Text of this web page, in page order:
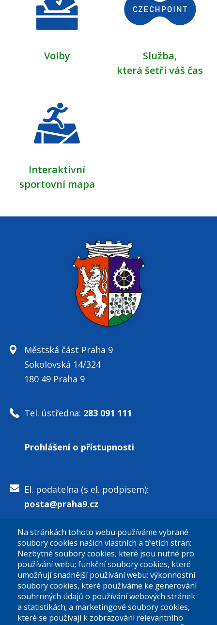
Volby
Služba,
která šetří váš čas
Interaktivní
sportovní mapa
Městská část Praha 9
Sokolovská 14/324
180 49 Praha 9
Tel. ústředna: 283 091 111
Prohlášení o přístupnosti
El. podatelna (s el. podpisem):
posta@praha9.cz
El. podatelna (bez el. podpisu):
podatelna@praha9.cz
Úřední dny:
Na stránkách tohoto webu používáme vybrané
soubory cookies našich vlastních a třetích stran:
Nezbytné soubory cookies, které jsou nutné pro
používání webu; funkční soubory cookies, které
umožňují snadnější používání webu; výkonnostní
soubory cookies, které používáme ke generování
souhrnných údajů o používání webových stránek
a statistikách; a marketingové soubory cookies,
které se používají k zobrazování relevantního